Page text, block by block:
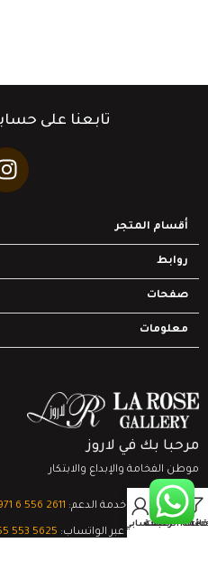
تابعنا على
أقسام المتجر
روابط
صفحات
معلومات
مرحبا بك في لاروز
موطن الفخامة والإبداع والابتكار
تواصل مع خدمة الدعم: 6 556 2611
الدعم الفني عبر الواتساب: 553 5625
قائمة الرغبات
0
السلةحسابي